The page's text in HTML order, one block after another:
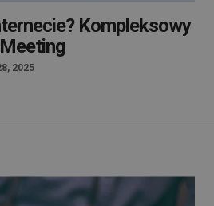
Kompleksowy
2025